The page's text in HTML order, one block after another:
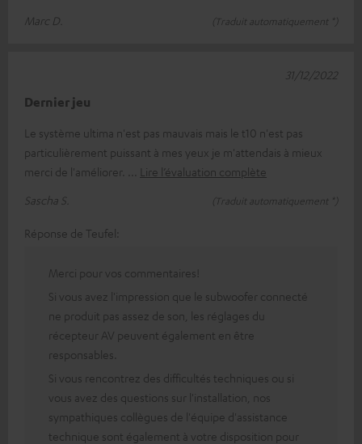
Marc D.
(Traduit automatiquement *)
Dernier jeu
Le système ultima n'est pas mauvais mais le t10 n'est pas
particulièrement puissant à mes yeux je m'attendais à mieux
merci de l'améliorer.
Lire l’évaluation complète
Sascha S.
(Traduit automatiquement *)
31/12/2022
Réponse de Teufel:
Merci pour vos commentaires!
Si vous avez l'impression que le subwoofer connecté
ne produit pas assez de son, les réglages du
récepteur AV peuvent également en être
responsables.
Si vous rencontrez des difficultés techniques ou si
vous avez des questions sur l'installation, nos
sympathiques collègues de l'équipe d'assistance
technique sont également à votre disposition pour